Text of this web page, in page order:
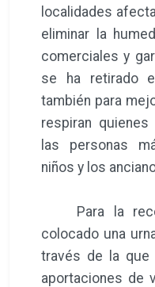
localidades
eliminar la
comerciales y
se ha retirado
también para
respiran
las personas
niños y los
Para la
colocado una
través de la que
aportaciones de